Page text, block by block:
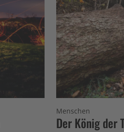
Menschen
Der König der